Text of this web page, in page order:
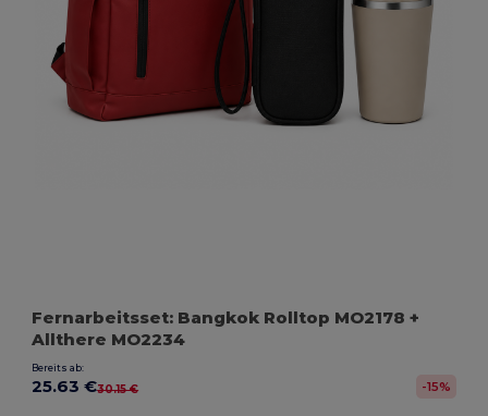
Fernarbeitsset: Bangkok Rolltop MO2178 +
Allthere MO2234
Bereits ab:
25.63 €30.15 € -15%